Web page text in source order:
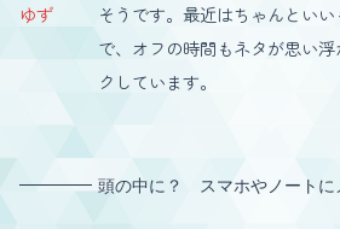
ゆず
そうです。最近はちゃんとい
で、オフの時間もネタが思い
クしています。
頭の中に？ スマホやノートに